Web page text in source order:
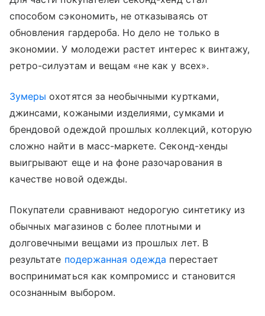
способом сэкономить, не отказываясь от
обновления гардероба. Но дело не только в
экономии. У молодежи растет интерес к винтажу,
ретро-силуэтам и вещам «не как у всех».
Зумеры охотятся за необычными куртками,
джинсами, кожаными изделиями, сумками и
брендовой одеждой прошлых коллекций, которую
сложно найти в масс-маркете. Секонд-хенды
выигрывают еще и на фоне разочарования в
качестве новой одежды.
Покупатели сравнивают недорогую синтетику из
обычных магазинов с более плотными и
долговечными вещами из прошлых лет. В
результате подержанная одежда перестает
восприниматься как компромисс и становится
осознанным выбором.